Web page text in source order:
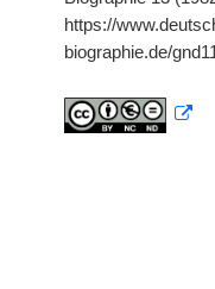
https://
biographie.de/